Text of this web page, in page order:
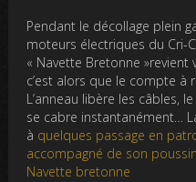
Pendant le décollage plein
moteurs électriques du Cri-
« Navette Bretonne »revient
c’est alors que le compte à
L’anneau libère les câbles,
se cabre instantanément…
à quelques passage en
accompagné de son poussin
Navette bretonne